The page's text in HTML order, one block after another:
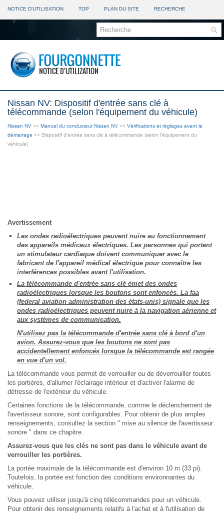
NOTICE D'UTILISATION TOP PLAN DU SITE RECHERCHE
Nissan NV: Dispositif d'entrée sans clé à
télécommande (selon l'équipement du véhicule)
Nissan NV >> Manuel du conducteur Nissan NV >> Vérifications et réglages avant le
démarrage >> Dispositif d'entrée sans clé à télécommande (selon l'équipement du
véhicule)
Avertissement
Les ondes radioélectriques peuvent nuire au fonctionnement
des appareils médicaux électriques. Les personnes qui portent
un stimulateur cardiaque doivent communiquer avec le
fabricant de l'appareil médical électrique pour connaître les
interférences possibles avant l'utilisation.
La télécommande d'entrée sans clé émet des ondes
radioélectriques lorsque les boutons sont enfoncés. La faa
(federal aviation administration des états-unis) signale que les
ondes radioélectriques peuvent nuire à la navigation aérienne et
aux systèmes de communication.
N'utilisez pas la télécommande d'entrée sans clé à bord d'un
avion. Assurez-vous que les boutons ne sont pas
accidentellement enfoncés lorsque la télécommande est rangée
en vue d'un vol.
La télécommande vous permet de verrouiller ou de déverrouiller toutes
les portières, d'allumer l'éclairage intérieur et d'activer l'alarme de
détresse de l'extérieur du véhicule.
Certaines fonctions de la télécommande, comme le déclenchement de
l'avertisseur sonore, sont configurables. Pour obtenir de plus amples
renseignements, consultez la section " mise au silence de l'avertisseur
sonore " dans ce chapitre.
Assurez-vous que les clés ne sont pas dans le véhicule avant de
verrouiller les portières.
La portée maximale de la télécommande est d'environ 10 m (33 pi).
Toutefois, la portée est fonction des conditions environnantes du
véhicule.
Vous pouvez utiliser jusqu'à cinq télécommandes pour un véhicule.
Pour obtenir des renseignements relatifs à l'achat et à l'utilisation de